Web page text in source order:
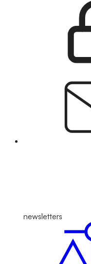
newsletters